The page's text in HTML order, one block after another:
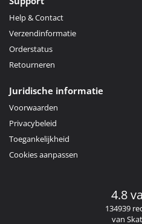
Help & Contact
Verzendinformatie
Orderstatus
Retourneren
Juridische informatie
Voorwaarden
Privacybeleid
Toegankelijkheid
Cookies aanpassen
4.8
134939
van